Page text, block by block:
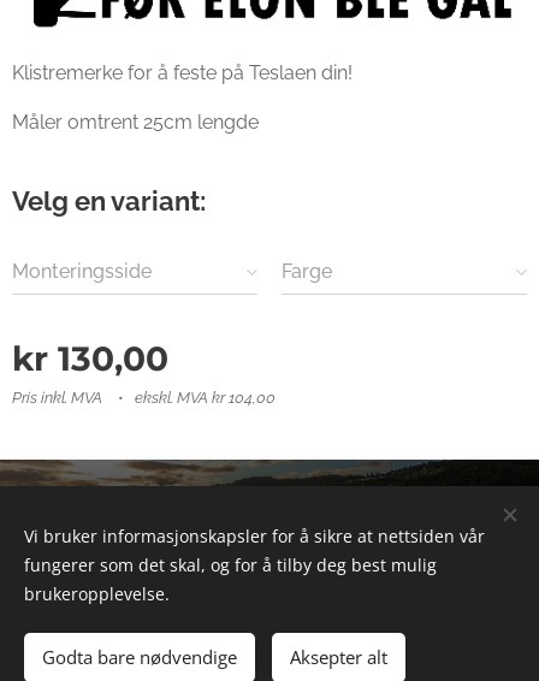
Klistremerke for å feste på Teslaen din!
Måler omtrent 25cm lengde
Velg en variant:
Monteringsside Farge
kr 130,00
Pris inkl. MVA ekskl. MVA kr 104,00
Legg til i handlekurven
Informasjonskapsler
Vi bruker informasjonskapsler for å sikre at nettsiden vår
fungerer som det skal, og for å tilby deg best mulig
brukeropplevelse.
Godta bare nødvendige Aksepter alt